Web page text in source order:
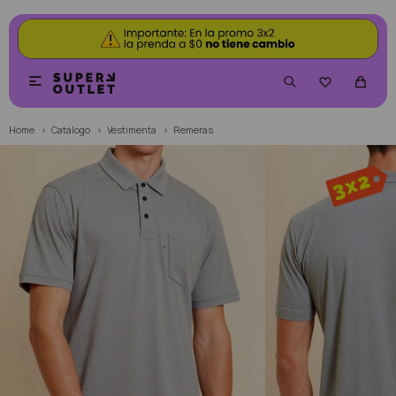


Home Catálogo Vestimenta Remeras